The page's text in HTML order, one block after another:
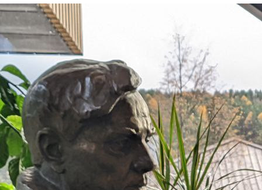
Сергей Ерёмин
попросит проверить
высказывание
историка, назвавшего
Астафьева гнидой
Общество